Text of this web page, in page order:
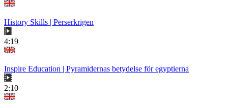
History Skills | Perserkrigen
4:19
Inspire Education | Pyramidernas betydelse för egyptierna
2:10